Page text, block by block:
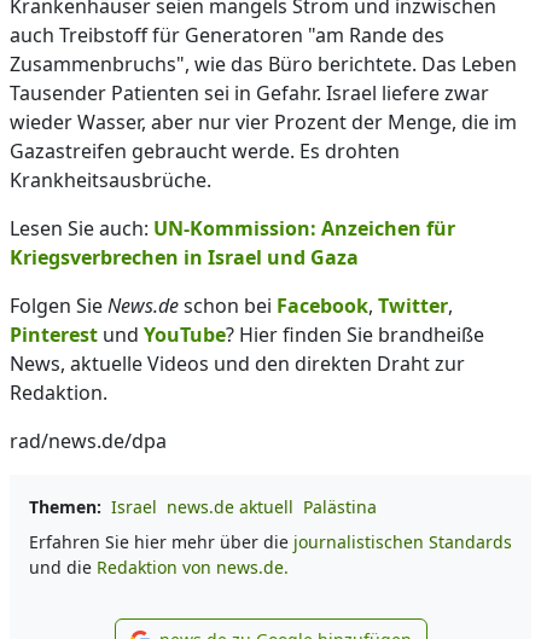
Krankenhäuser seien mangels Strom und inzwischen
auch Treibstoff für Generatoren "am Rande des
Zusammenbruchs", wie das Büro berichtete. Das Leben
Tausender Patienten sei in Gefahr. Israel liefere zwar
wieder Wasser, aber nur vier Prozent der Menge, die im
Gazastreifen gebraucht werde. Es drohten
Krankheitsausbrüche.
Lesen Sie auch: UN-Kommission: Anzeichen für
Kriegsverbrechen in Israel und Gaza
Folgen SieNews.deschon bei Facebook, Twitter,
Pinterest und YouTube? Hier finden Sie brandheiße
News, aktuelle Videos und den direkten Draht zur
Redaktion.
rad/news.de/dpa
Themen: Israel news.de aktuell Palästina
Erfahren Sie hier mehr über die journalistischen Standards
und die Redaktion von news.de.